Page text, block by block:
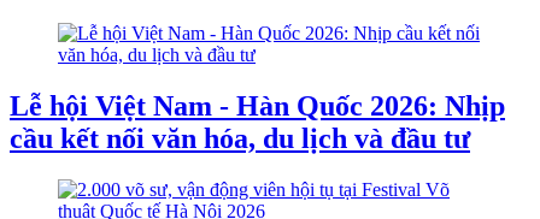
Lễ hội Việt Nam - Hàn Quốc 2026: Nhịp
cầu kết nối văn hóa, du lịch và đầu tư